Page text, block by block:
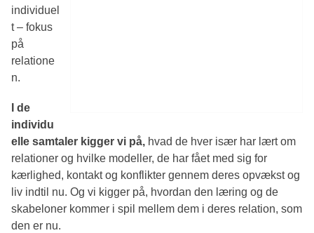
individuel
t – fokus
på
relatione
n.
I de
individu
elle samtaler kigger vi på, hvad de hver især har lært om
relationer og hvilke modeller, de har fået med sig for
kærlighed, kontakt og konflikter gennem deres opvækst og
liv indtil nu. Og vi kigger på, hvordan den læring og de
skabeloner kommer i spil mellem dem i deres relation, som
den er nu.